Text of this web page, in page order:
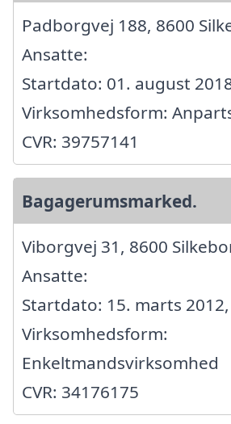
Padborgvej 188, 8600
Ansatte:
Startdato: 01. august
Virksomhedsform:
CVR: 39757141
Bagagerumsmarked.
Viborgvej 31, 8600
Ansatte:
Startdato: 15. marts 2012,
Virksomhedsform:
Enkeltmandsvirksomhed
CVR: 34176175